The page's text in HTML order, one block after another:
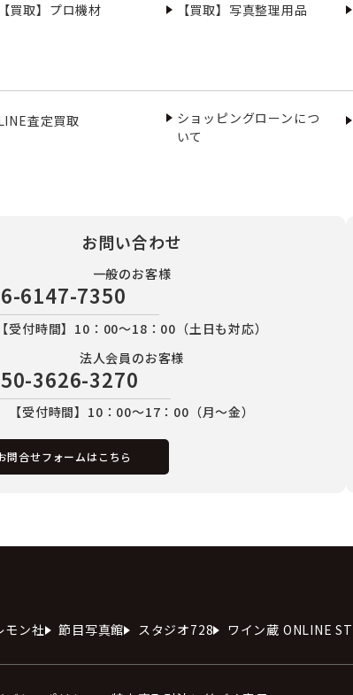
【買取】プロ機材 【買取】写真整理用品
査定買取
ショッピングローンにつ
いて
お問い合わせ
一般のお客様
6147-7350
【受付時間】10：00～18：00（土日も対応）
法人会員のお客様
3626-3270
【受付時間】10：00～17：00（月～金）
問合せフォームはこちら
モン社 節目写真館 スタジオ728 ワイン蔵 ONLINE